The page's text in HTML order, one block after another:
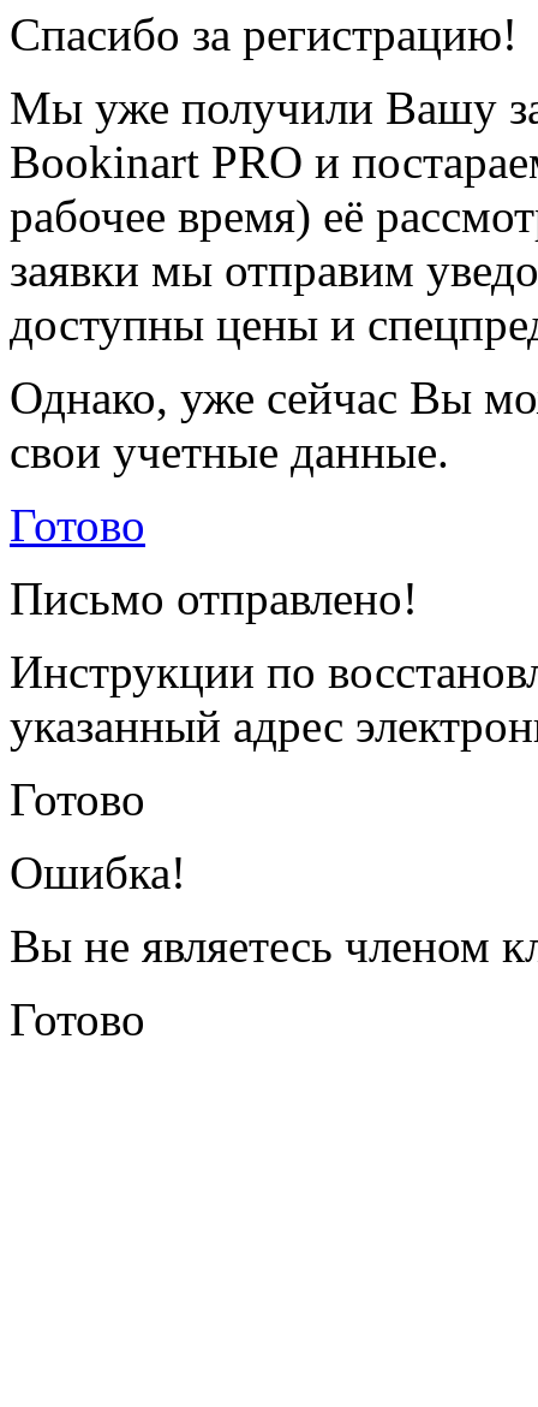
Спасибо за регистрацию!
Мы уже получили Вашу
Bookinart PRO и
рабочее время) её
заявки мы отправим
доступны цены и
Однако, уже сейчас Вы
свои учетные данные.
Готово
Письмо отправлено!
Инструкции по
указанный адрес
Готово
Ошибка!
Вы не являетесь членом
Готово